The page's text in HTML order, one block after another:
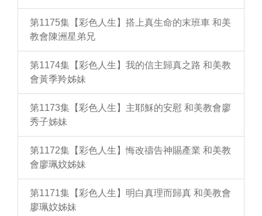
第1175集【彩色人生】搭上真生命的末班車 和美
教會陳洲星弟兄
第1174集【彩色人生】我的信主歸真之路 和美教
會黃季羚姊妹
第1173集【彩色人生】主耶穌的安慰 和美教會廖
秀子姊妹
第1172集【彩色人生】悔改禱告神賜產業 和美教
會廖珮妏姊妹
第1171集【彩色人生】明白真理而歸真 和美教會
廖珮妏姊妹